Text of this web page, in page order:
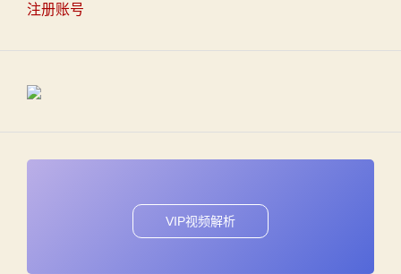
注册账号
VIP视频解析